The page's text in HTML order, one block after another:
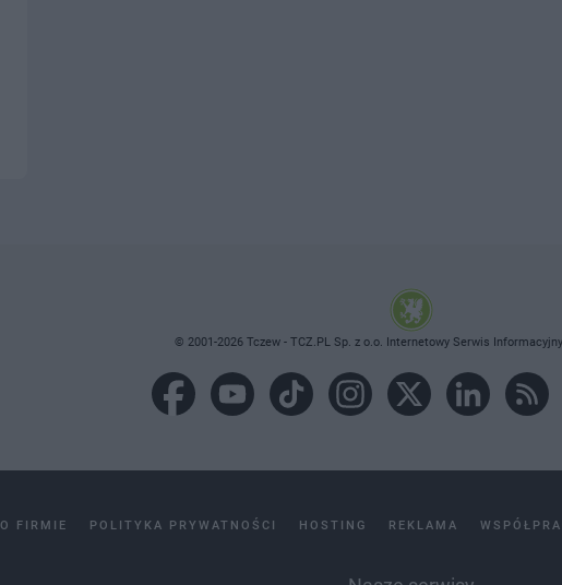
© 2001-2026 Tczew - TCZ.PL Sp. z o.o. Internetowy Serwis
O FIRMIE POLITYKA PRYWATNOŚCI HOSTING REKLAMA